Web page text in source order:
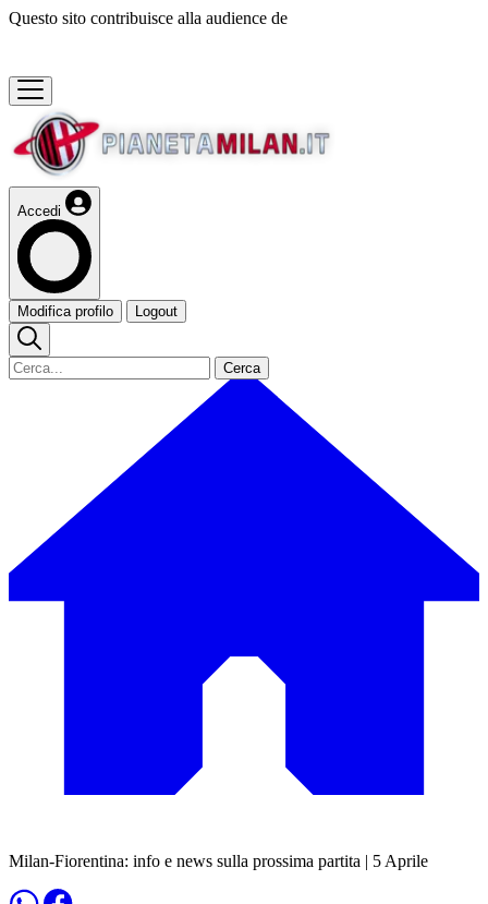
Questo sito contribuisce alla audience de
Accedi
Modifica profilo Logout
Cerca
Milan-Fiorentina: info e news sulla prossima partita | 5 Aprile